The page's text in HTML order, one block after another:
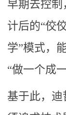
早期去控
计后的“佼
学”模式，
“做一个成一
基于此，